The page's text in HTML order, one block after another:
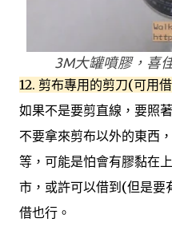
3M大罐噴膠，喜
12. 剪布專用的剪刀(可用
如果不是要剪直線，要照
不要拿來剪布以外的東西
等，可能是怕會有膠黏在
市，或許可以借到(但是要
借也行。